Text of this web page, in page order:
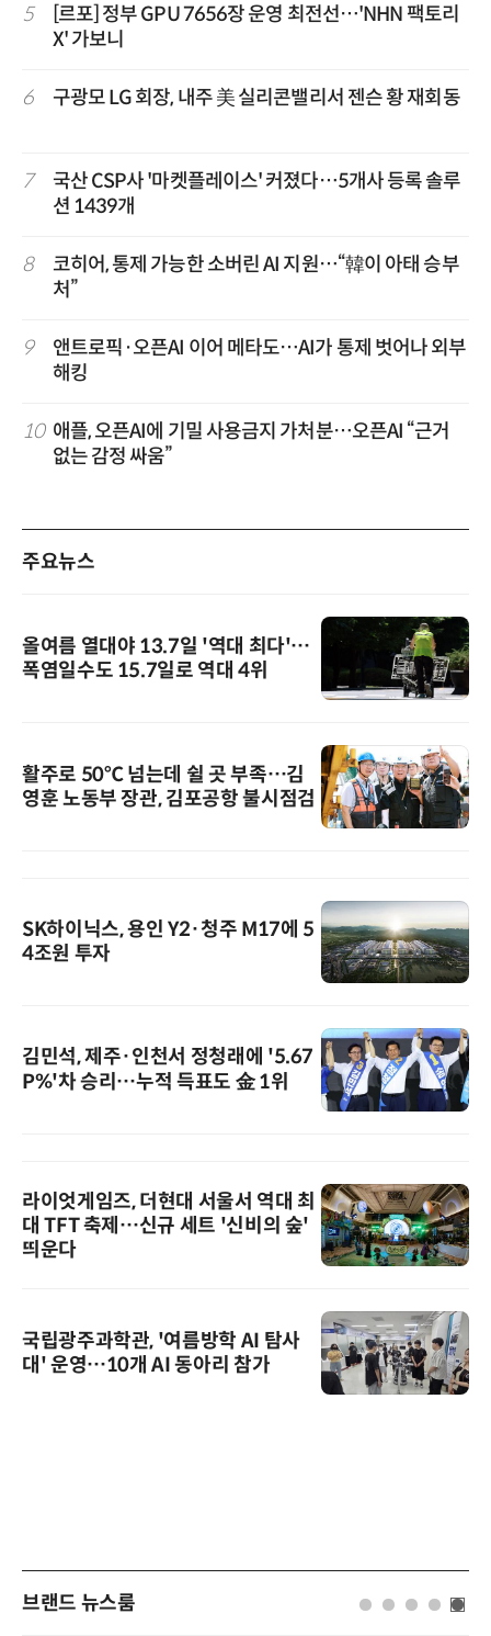
5
[르포] 정부 GPU 7656장 운영 최전선…'NHN 팩토리
X' 가보니
6 구광모 LG 회장, 내주 美 실리콘밸리서 젠슨 황 재회동
7
국산 CSP사 '마켓플레이스' 커졌다…5개사 등록 솔루
션 1439개
8
코히어, 통제 가능한 소버린 AI 지원…“韓이 아태 승부
처”
9
앤트로픽·오픈AI 이어 메타도…AI가 통제 벗어나 외부
해킹
10 애플, 오픈AI에 기밀 사용금지 가처분…오픈AI “근거
없는 감정 싸움”
주요뉴스
올여름 열대야 13.7일 '역대 최다'…
폭염일수도 15.7일로 역대 4위
활주로 50℃ 넘는데 쉴 곳 부족…김
영훈 노동부 장관, 김포공항 불시점검
SK하이닉스, 용인 Y2·청주 M17에 5
4조원 투자
김민석, 제주·인천서 정청래에 '5.67
P%'차 승리…누적 득표도 金 1위
라이엇게임즈, 더현대 서울서 역대 최
대 TFT 축제…신규 세트 '신비의 숲'
띄운다
국립광주과학관, '여름방학 AI 탐사
대' 운영…10개 AI 동아리 참가
브랜드 뉴스룸